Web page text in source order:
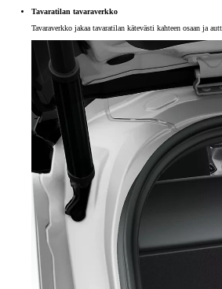
Alkaen
Tavaratilan tavaraverkko
Tavaraverkko jakaa tavaratilan kätevästi kahteen osaan ja